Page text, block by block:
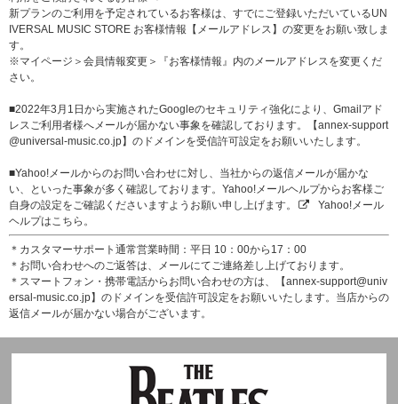
新プランのご利用を予定されているお客様は、すでにご登録いただいているUN
IVERSAL MUSIC STORE お客様情報【メールアドレス】の変更をお願い致しま
す。
※マイページ＞会員情報変更＞『お客様情報』内のメールアドレスを変更くだ
さい。
■2022年3月1日から実施されたGoogleのセキュリティ強化により、Gmailアド
レスご利用者様へメールが届かない事象を確認しております。【annex-support
@universal-music.co.jp】のドメインを受信許可設定をお願いいたします。
■Yahoo!メールからのお問い合わせに対し、当社からの返信メールが届かな
い、といった事象が多く確認しております。Yahoo!メールヘルプからお客様ご
自身の設定をご確認くださいますようお願い申し上げます。
Yahoo!メール
ヘルプはこちら。
＊カスタマーサポート通常営業時間：平日 10：00から17：00
＊お問い合わせへのご返答は、メールにてご連絡差し上げております。
＊スマートフォン・携帯電話からお問い合わせの方は、【annex-support@univ
ersal-music.co.jp】のドメインを受信許可設定をお願いいたします。当店からの
返信メールが届かない場合がございます。